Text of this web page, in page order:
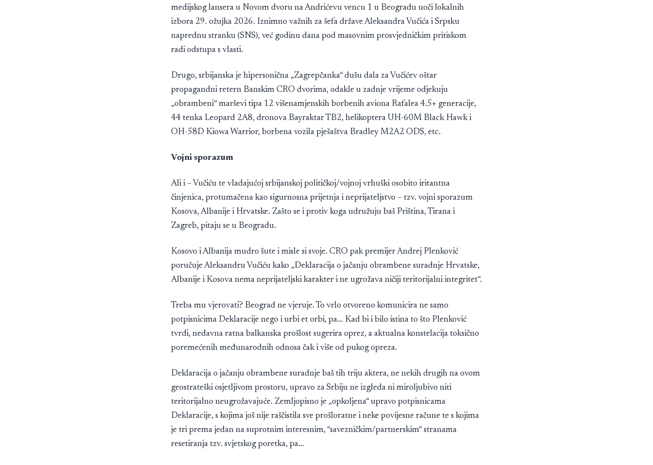
medijskog lansera u Novom dvoru na Andrićevu vencu 1 u Beogradu uoči lokalnih
izbora 29. ožujka 2026. Iznimno važnih za šefa države Aleksandra Vučića i Srpsku
naprednu stranku (SNS), već godinu dana pod masovnim prosvjedničkim pritiskom
radi odstupa s vlasti.
Drugo, srbijanska je hipersonična „Zagrepčanka“ dušu dala za Vučićev oštar
propagandni retern Banskim CRO dvorima, odakle u zadnje vrijeme odjekuju
„obrambeni“ marševi tipa 12 višenamjenskih borbenih aviona Rafalea 4.5+ generacije,
44 tenka Leopard 2A8, dronova Bayraktar TB2, helikoptera UH-60M Black Hawk i
OH-58D Kiowa Warrior, borbena vozila pješaštva Bradley M2A2 ODS, etc.
Vojni sporazum
Ali i – Vučiću te vladajućoj srbijanskoj političkoj/vojnoj vrhuški osobito iritantna
činjenica, protumačena kao sigurnosna prijetnja i neprijateljstvo – tzv. vojni sporazum
Kosova, Albanije i Hrvatske. Zašto se i protiv koga udružuju baš Priština, Tirana i
Zagreb, pitaju se u Beogradu.
Kosovo i Albanija mudro šute i misle si svoje. CRO pak premijer Andrej Plenković
poručuje Aleksandru Vučiću kako „Deklaracija o jačanju obrambene suradnje Hrvatske,
Albanije i Kosova nema neprijateljski karakter i ne ugrožava ničiji teritorijalni integritet“.
Treba mu vjerovati? Beograd ne vjeruje. To vrlo otvoreno komunicira ne samo
potpisnicima Deklaracije nego i urbi et orbi, pa… Kad bi i bilo istina to što Plenković
tvrdi, nedavna ratna balkanska prošlost sugerira oprez, a aktualna konstelacija toksično
poremećenih međunarodnih odnosa čak i više od pukog opreza.
Deklaracija o jačanju obrambene suradnje baš tih triju aktera, ne nekih drugih na ovom
geostrateški osjetljivom prostoru, upravo za Srbiju ne izgleda ni miroljubivo niti
teritorijalno neugrožavajuće. Zemljopisno je „opkoljena“ upravo potpisnicama
Deklaracije, s kojima još nije raščistila sve prošloratne i neke povijesne račune te s kojima
je tri prema jedan na suprotnim interesnim, “savezničkim/partnerskim“ stranama
resetiranja tzv. svjetskog poretka, pa…